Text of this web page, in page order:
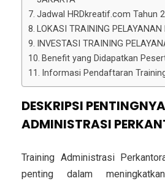
Jadwal HRDkreatif.com Tahun
LOKASI TRAINING PELAYANAN
INVESTASI TRAINING
Benefit yang Didapatkan
Informasi Pendaftaran
DESKRIPSI
ADMINISTRASI
Training Administrasi
penting dalam